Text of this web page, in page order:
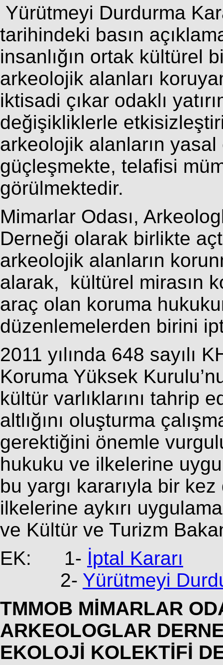
Yürütmeyi Durdurma
tarihindeki basın
insanlığın ortak kültürel
arkeolojik alanları
iktisadi çıkar odaklı
değişikliklerle
arkeolojik alanların
güçleşmekte, telafisi
görülmektedir.
Mimarlar Odası,
Derneği olarak birlikte
arkeolojik alanların
alarak, kültürel mirasın
araç olan koruma
düzenlemelerden birini
2011 yılında 648 sayılı
Koruma Yüksek
kültür varlıklarını tahrip
altlığını oluşturma
gerektiğini önemle
hukuku ve ilkelerine
bu yargı kararıyla bir
ilkelerine aykırı
ve Kültür ve Turizm
EK: 1- İptal Kararı
2- Yürütmeyi
TMMOB MİMARLAR
ARKEOLOGLAR
EKOLOJİ KOLEKTİFİ